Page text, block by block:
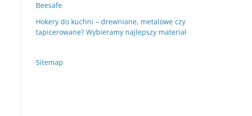
Beesafe
Hokery do kuchni – drewniane, metalowe czy
tapicerowane? Wybieramy najlepszy materiał
Sitemap